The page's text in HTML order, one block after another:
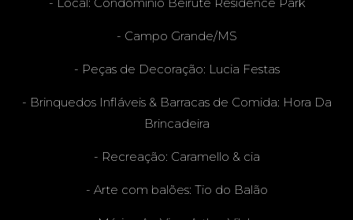
- Campo Grande/MS
- Peças de Decoração: Lucia Festas
- Brinquedos Infláveis & Barracas de Comida: Hora Da
Brincadeira
- Recreação: Caramello & cia
- Arte com balões: Tio do Balão